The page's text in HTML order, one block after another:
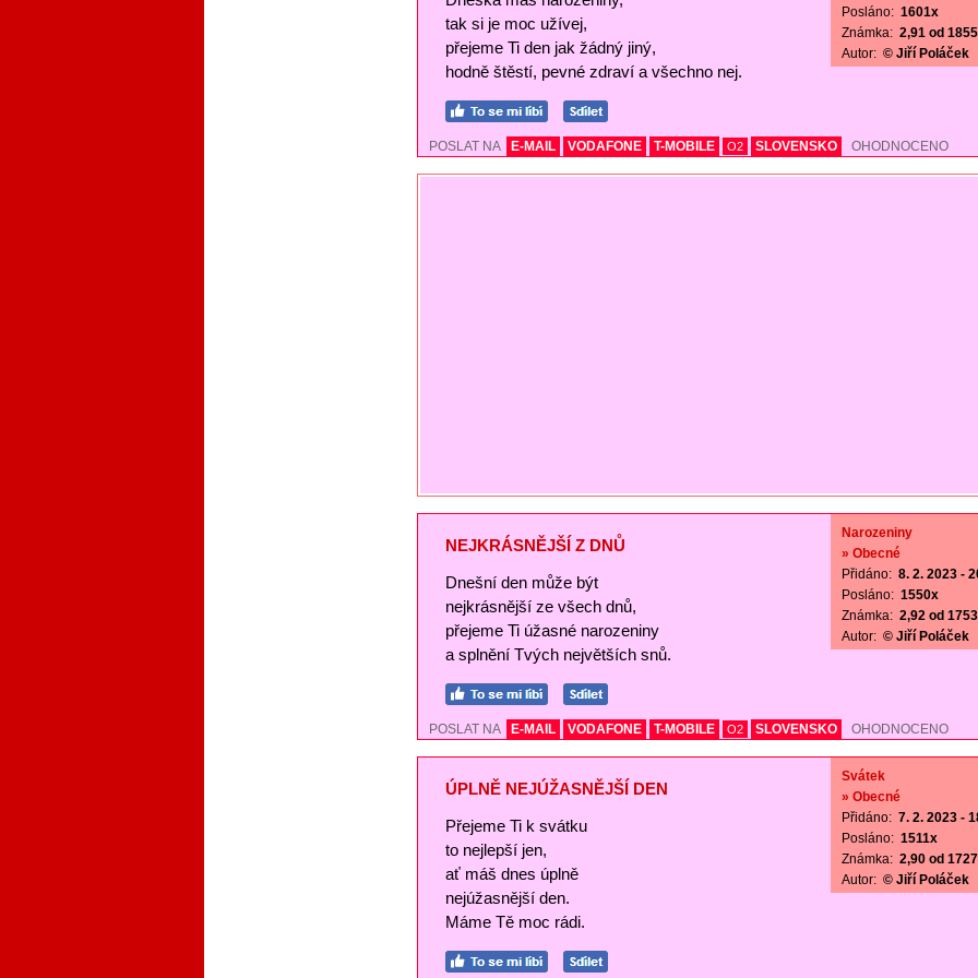
tak si je moc užívej,
přejeme Ti den jak žádný jiný,
hodně štěstí, pevné zdraví a všechno nej.
Posláno: 1601x
Známka: 2,91 od
Autor: © Jiří Poláček
POSLAT NA E-MAIL VODAFONE T-MOBILE O2 SLOVENSKO OHODNOCENO
NEJKRÁSNĚJŠÍ Z DNŮ
Dnešní den může být
nejkrásnější ze všech dnů,
přejeme Ti úžasné narozeniny
a splnění Tvých největších snů.
Narozeniny
» Obecné
Přidáno: 8. 2. 2023 -
Posláno: 1550x
Známka: 2,92 od
Autor: © Jiří Poláček
POSLAT NA E-MAIL VODAFONE T-MOBILE O2 SLOVENSKO OHODNOCENO
ÚPLNĚ NEJÚŽASNĚJŠÍ DEN
Přejeme Ti k svátku
to nejlepší jen,
ať máš dnes úplně
nejúžasnější den.
Máme Tě moc rádi.
Svátek
» Obecné
Přidáno: 7. 2. 2023 -
Posláno: 1511x
Známka: 2,90 od
Autor: © Jiří Poláček